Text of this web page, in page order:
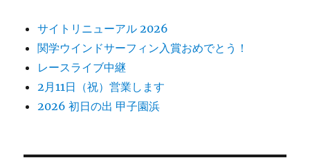
サイトリニューアル 2026
関学ウインドサーフィン入賞おめでとう！
レースライブ中継
2月11日（祝）営業します
2026 初日の出 甲子園浜